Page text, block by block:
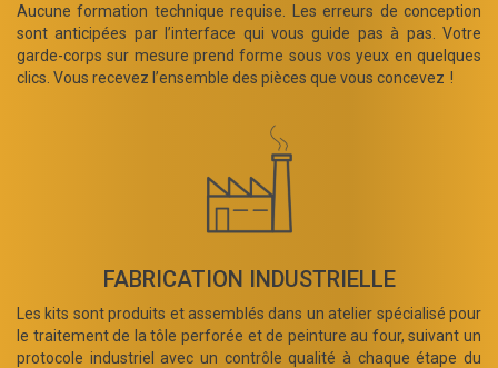
Aucune formation technique requise. Les erreurs de conception
sont anticipées par l’interface qui vous guide pas à pas. Votre
garde-corps sur mesure prend forme sous vos yeux en quelques
clics. Vous recevez l’ensemble des pièces que vous concevez !
FABRICATION INDUSTRIELLE
Les kits sont produits et assemblés dans un atelier spécialisé pour
le traitement de la tôle perforée et de peinture au four, suivant un
protocole industriel avec un contrôle qualité à chaque étape du